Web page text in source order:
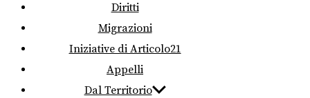
Diritti
Migrazioni
Iniziative di Articolo21
Appelli
Dal Territorio